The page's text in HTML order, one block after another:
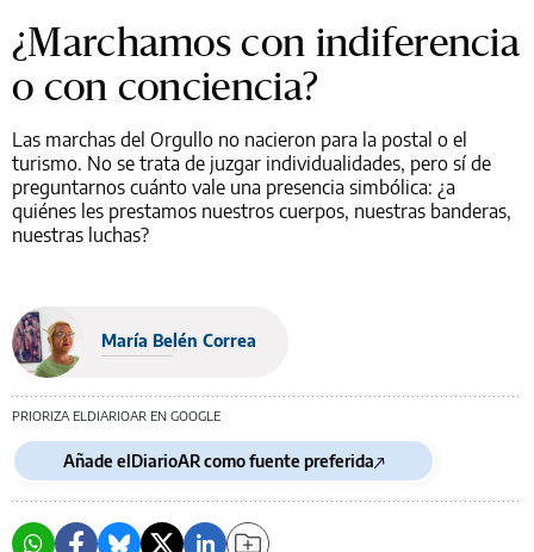
¿Marchamos con indiferencia
o con conciencia?
Las marchas del Orgullo no nacieron para la postal o el
turismo. No se trata de juzgar individualidades, pero sí de
preguntarnos cuánto vale una presencia simbólica: ¿a
quiénes les prestamos nuestros cuerpos, nuestras banderas,
nuestras luchas?
María Belén Correa
PRIORIZA ELDIARIOAR EN GOOGLE
Añade elDiarioAR como fuente preferida